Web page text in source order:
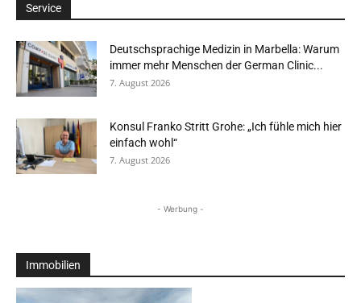
Service
Deutschsprachige Medizin in Marbella: Warum
immer mehr Menschen der German Clinic...
7. August 2026
Konsul Franko Stritt Grohe: „Ich fühle mich hier
einfach wohl“
7. August 2026
- Werbung -
Immobilien